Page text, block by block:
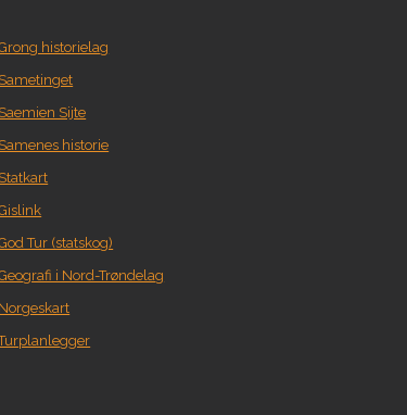
historielag
Sametinget
Saemien Sijte
Samenes historie
Statkart
Tur (statskog)
i Nord-Trøndelag
Norgeskart